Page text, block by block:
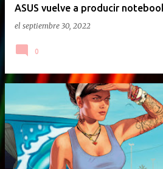
ASUS vuelve a producir
el septiembre 30, 2022
0